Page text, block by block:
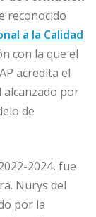
reconocido
a la Calidad
con la que el
acredita el
alcanzado por
de
2024, fue
Nurys del
por la